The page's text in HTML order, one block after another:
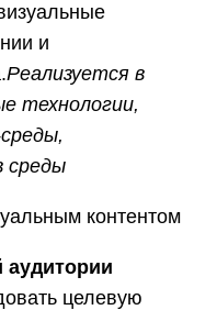
и
Реализуется в
технологии,
среды
контентом
аудитории
целевую